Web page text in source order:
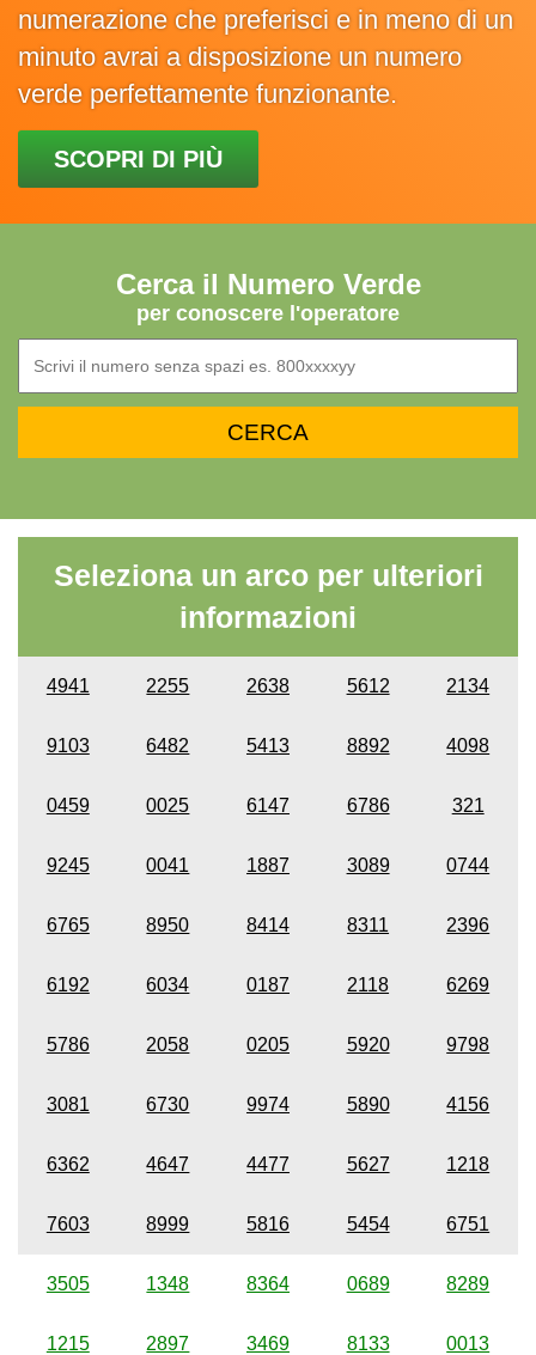
numerazione che preferisci e in meno di un
minuto avrai a disposizione un numero
verde perfettamente funzionante.
SCOPRI DI PIÙ
Cerca il Numero Verde
per conoscere l'operatore
Seleziona un arco per ulteriori
informazioni
4941 2255 2638 5612 2134
9103 6482 5413 8892 4098
0459 0025 6147 6786 321
9245 0041 1887 3089 0744
6765 8950 8414 8311 2396
6192 6034 0187 2118 6269
5786 2058 0205 5920 9798
3081 6730 9974 5890 4156
6362 4647 4477 5627 1218
7603 8999 5816 5454 6751
3505 1348 8364 0689 8289
1215 2897 3469 8133 0013